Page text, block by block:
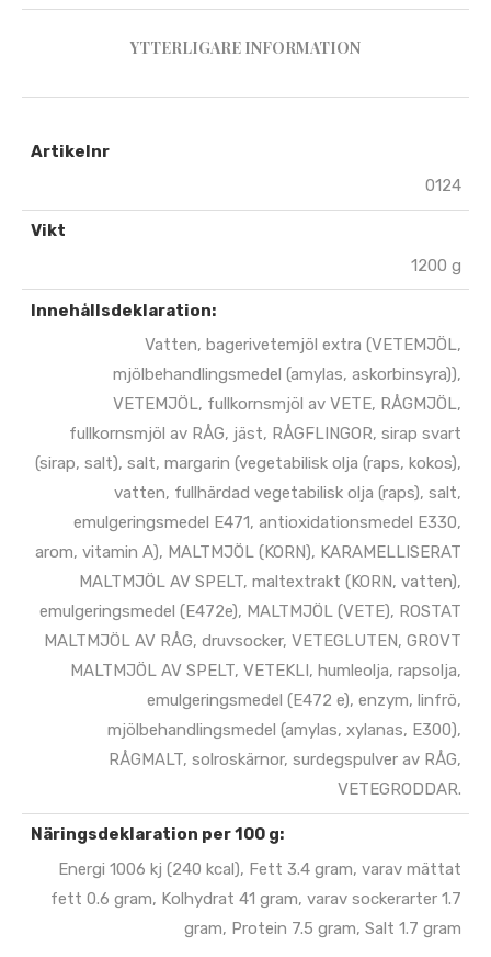
YTTERLIGARE INFORMATION
Artikelnr
0124
Vikt
1200 g
Innehållsdeklaration:
Vatten, bagerivetemjöl extra (VETEMJÖL,
mjölbehandlingsmedel (amylas, askorbinsyra)),
VETEMJÖL, fullkornsmjöl av VETE, RÅGMJÖL,
fullkornsmjöl av RÅG, jäst, RÅGFLINGOR, sirap svart
(sirap, salt), salt, margarin (vegetabilisk olja (raps, kokos),
vatten, fullhärdad vegetabilisk olja (raps), salt,
emulgeringsmedel E471, antioxidationsmedel E330,
arom, vitamin A), MALTMJÖL (KORN), KARAMELLISERAT
MALTMJÖL AV SPELT, maltextrakt (KORN, vatten),
emulgeringsmedel (E472e), MALTMJÖL (VETE), ROSTAT
MALTMJÖL AV RÅG, druvsocker, VETEGLUTEN, GROVT
MALTMJÖL AV SPELT, VETEKLI, humleolja, rapsolja,
emulgeringsmedel (E472 e), enzym, linfrö,
mjölbehandlingsmedel (amylas, xylanas, E300),
RÅGMALT, solroskärnor, surdegspulver av RÅG,
VETEGRODDAR.
Näringsdeklaration per 100 g:
Energi 1006 kj (240 kcal), Fett 3.4 gram, varav mättat
fett 0.6 gram, Kolhydrat 41 gram, varav sockerarter 1.7
gram, Protein 7.5 gram, Salt 1.7 gram